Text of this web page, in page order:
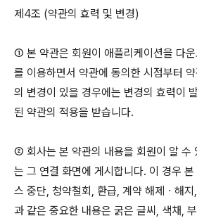
제4조 (약관의 효력 및 변경)
① 본 약관은 회원이 애플리케이션을 다
를 이용하면서 약관에 동의한 시점부터
의 변경이 있을 경우에는 변경의 효력이
된 약관의 적용을 받습니다.
② 회사는 본 약관의 내용을 회원이 알 수
는 그 연결 화면에 게시합니다. 이 경우 본
스 중단, 청약철회, 환급, 계약 해제ㆍ해
과 같은 중요한 내용은 굵은 글씨, 색채,